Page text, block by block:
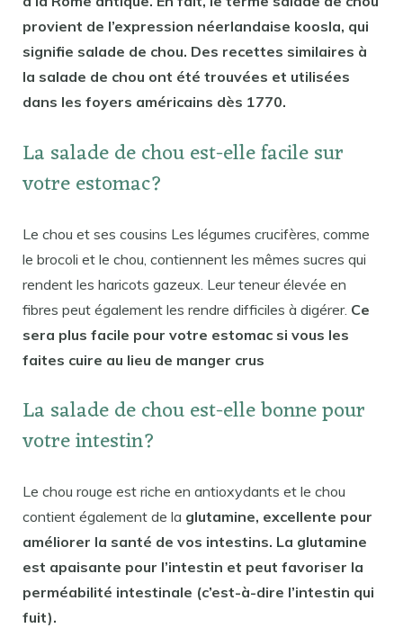
provient de l’expression néerlandaise koosla, qui
signifie salade de chou. Des recettes similaires à
la salade de chou ont été trouvées et utilisées
dans les foyers américains dès 1770.
La salade de chou est-elle facile sur
votre estomac?
Le chou et ses cousins ​​Les légumes crucifères, comme
le brocoli et le chou, contiennent les mêmes sucres qui
rendent les haricots gazeux. Leur teneur élevée en
fibres peut également les rendre difficiles à digérer. Ce
sera plus facile pour votre estomac si vous les
faites cuire au lieu de manger crus
La salade de chou est-elle bonne pour
votre intestin?
Le chou rouge est riche en antioxydants et le chou
contient également de la glutamine, excellente pour
améliorer la santé de vos intestins. La glutamine
est apaisante pour l’intestin et peut favoriser la
perméabilité intestinale (c’est-à-dire l’intestin qui
fuit).